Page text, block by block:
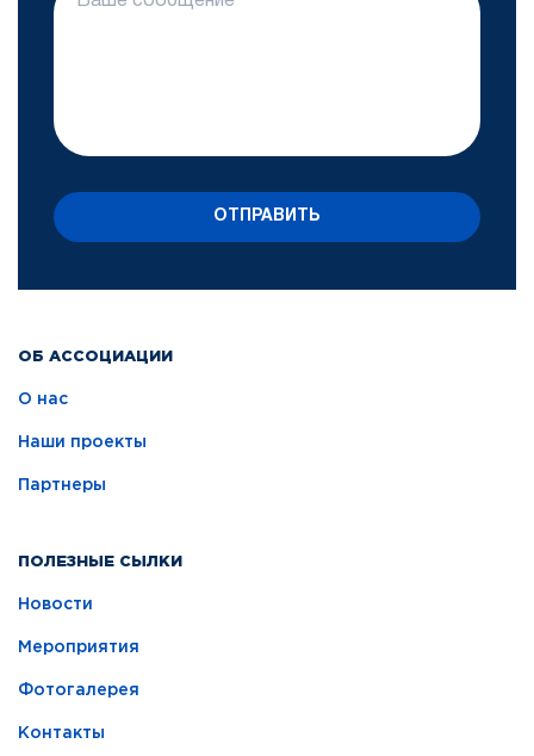
ОБ АССОЦИАЦИИ
О нас
Наши проекты
Партнеры
ПОЛЕЗНЫЕ СЫЛКИ
Новости
Мероприятия
Фотогалерея
Контакты
ОТПРАВИТЬ